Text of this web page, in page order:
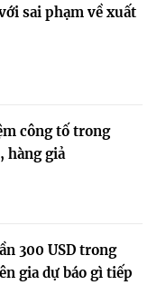
sai phạm về xuất
công tố trong
hàng giả
300 USD trong
gia dự báo gì tiếp